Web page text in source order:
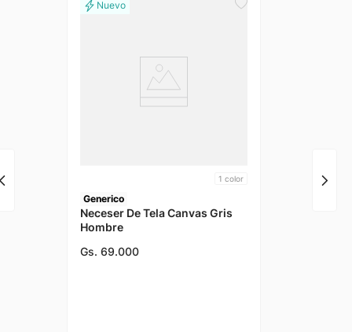
1 color
Generico
Neceser De Tela Canvas Gris
Hombre
Gs. 69.000